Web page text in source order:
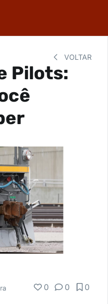
VOLTAR
Pilots:
0 0 0